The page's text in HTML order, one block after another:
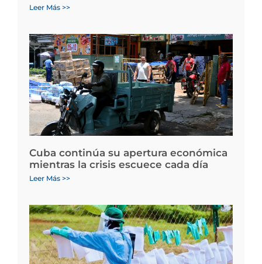
Leer Más >>
Cuba continúa su apertura económica
mientras la crisis escuece cada día
Leer Más >>